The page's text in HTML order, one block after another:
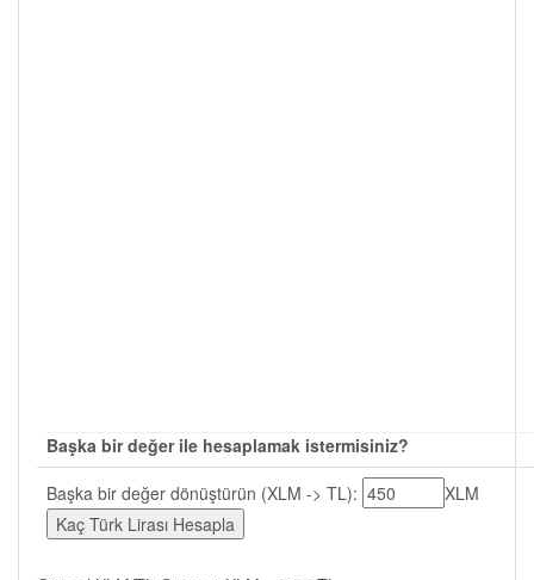
Başka bir değer ile hesaplamak istermisiniz?
Başka bir değer dönüştürün (XLM -> TL):
XLM